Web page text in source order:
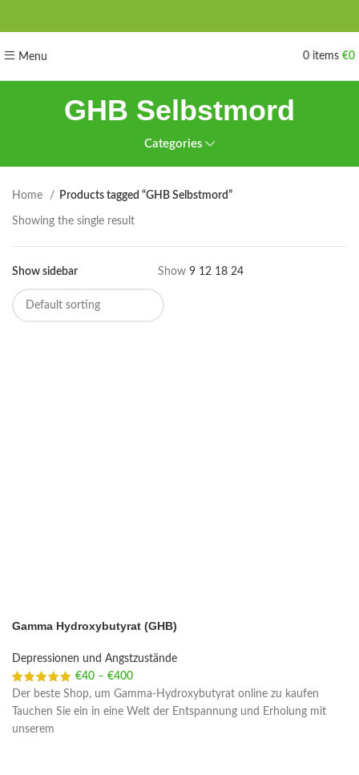
Menu 0 items €0
GHB Selbstmord
Categories
Home Products tagged “GHB Selbstmord”
Showing the single result
Show sidebar Show 9 12 18 24
Gamma Hydroxybutyrat (GHB)
Depressionen und Angstzustände
€40 – €400
Der beste Shop, um Gamma-Hydroxybutyrat online zu kaufen
Tauchen Sie ein in eine Welt der Entspannung und Erholung mit
unserem